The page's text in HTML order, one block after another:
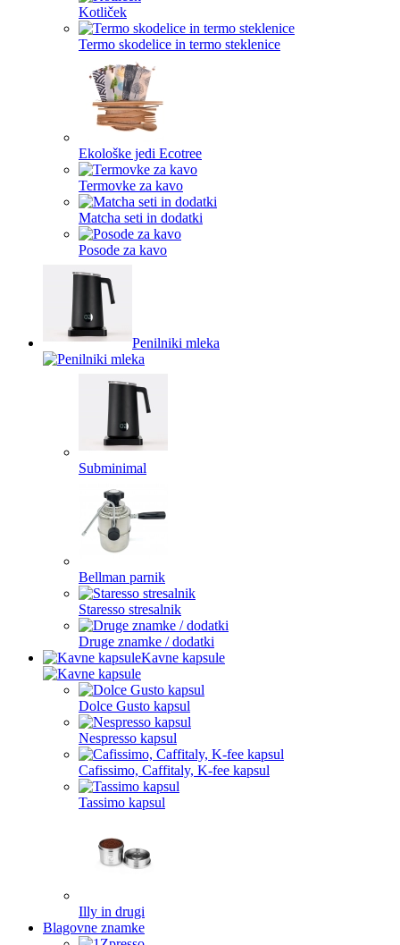
Kotliček
Termo skodelice in termo steklenice
Ekološke jedi Ecotree
Termovke za kavo
Matcha seti in dodatki
Posode za kavo
Penilniki mleka
Subminimal
Bellman parnik
Staresso stresalnik
Druge znamke / dodatki
Kavne kapsule
Dolce Gusto kapsul
Nespresso kapsul
Cafissimo, Caffitaly, K-fee kapsul
Tassimo kapsul
Illy in drugi
Blagovne znamke